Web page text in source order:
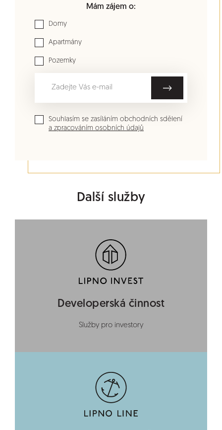
Mám zájem o:
Domy
Apartmány
Pozemky
Souhlasím se zasíláním obchodních sdělení
a zpracováním osobních údajů
Další služby
Developerská činnost
Služby pro investory